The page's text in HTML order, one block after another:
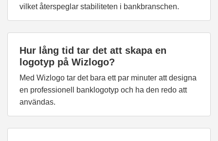
vilket återspeglar stabiliteten i bankbranschen.
Hur lång tid tar det att skapa en
logotyp på Wizlogo?
Med Wizlogo tar det bara ett par minuter att designa
en professionell banklogotyp och ha den redo att
användas.